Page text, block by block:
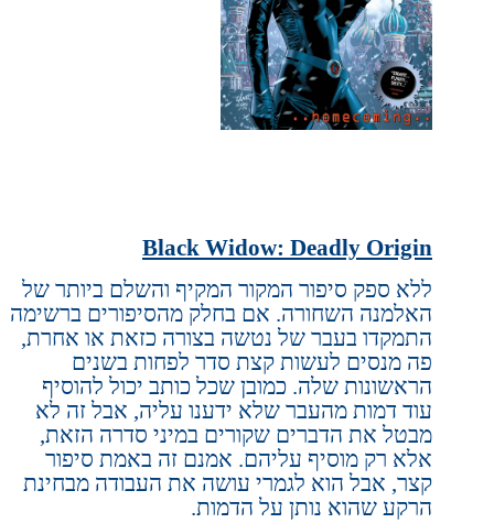
Black Widow: Deadly Origin
ללא ספק סיפור המקור המקיף והשלם ביותר של
האלמנה השחורה. אם בחלק מהסיפורים ברשימה
התמקדו בעבר של נטשה בצורה כזאת או אחרת,
פה מנסים לעשות קצת סדר לפחות בשנים
הראשונות שלה. כמובן שכל כותב יכול להוסיף
עוד דמות מהעבר שלא ידענו עליה, אבל זה לא
מבטל את הדברים שקורים במיני סדרה הזאת,
אלא רק מוסיף עליהם. אמנם זה באמת סיפור
קצר, אבל הוא לגמרי עושה את העבודה מבחינת
הרקע שהוא נותן על הדמות.